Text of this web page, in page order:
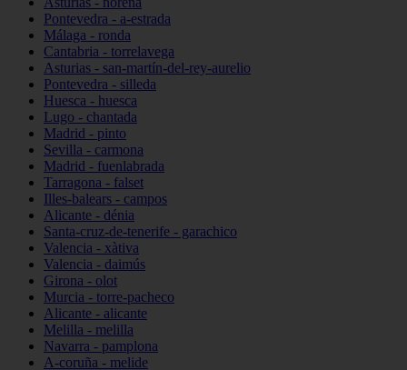
Pontevedra - a-estrada
Málaga - ronda
Cantabria - torrelavega
Asturias - san-martín-del-rey-aurelio
Pontevedra - silleda
Huesca - huesca
Lugo - chantada
Madrid - pinto
Sevilla - carmona
Madrid - fuenlabrada
Tarragona - falset
Illes-balears - campos
Alicante - dénia
Santa-cruz-de-tenerife - garachico
Valencia - xàtiva
Valencia - daimús
Girona - olot
Murcia - torre-pacheco
Alicante - alicante
Melilla - melilla
Navarra - pamplona
A-coruña - melide